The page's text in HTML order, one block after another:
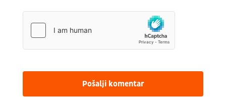
Pošalji komentar